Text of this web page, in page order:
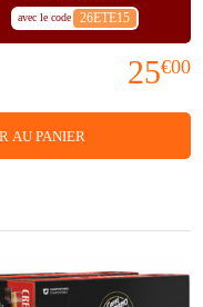
avec le code 26ETE15
25€00
AU PANIER